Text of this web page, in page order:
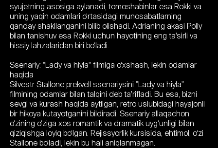
syujetning asosiga aylanadi, tomoshabinlar esa Rokki va
uning yaqin odamlari o‘rtasidagi munosabatlarning
qanday shakllanganini bilib olishadi. Adrianing akasi Polly
bilan tanishuv esa Rokki uchun hayotining eng ta’sirli va
hissiy lahzalaridan biri bo‘ladi.
Ssenariy: "Lady va hiyla" filmiga o‘xshash, lekin odamlar
haqida
Silvestr Stallone prekvell ssenariysini "Lady va hiyla"
filmining odamlar bilan talqini deb ta’rifladi. Bu esa, bizni
sevgi va kurash haqida aytilgan, retro uslubidagi hayajonli
bir hikoya kutayotganini bildiradi. Ssenariy allaqachon
o‘zining o‘ziga xos romantik va dramatik uyg‘unligi bilan
qiziqishga loyiq bo‘lgan. Rejissyorlik kursisida, ehtimol, o‘zi
Stallone bo‘ladi, lekin bu hali aniqlanmagan.